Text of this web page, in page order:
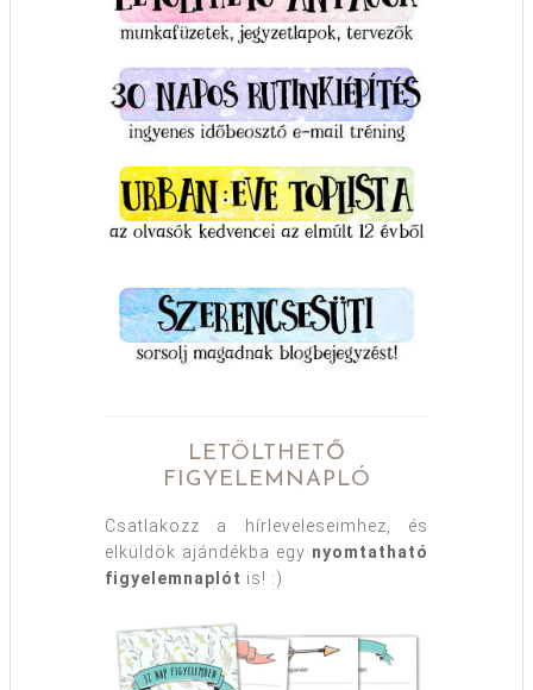
LETÖLTHETŐ
FIGYELEMNAPLÓ
Csatlakozz a hírleveleseimhez, és
elküldök ajándékba egy nyomtatható
figyelemnaplót is! :)